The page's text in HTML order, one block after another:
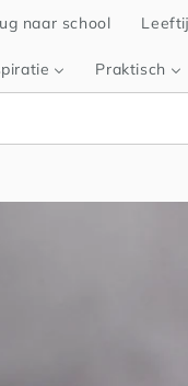
naar school
Praktisch